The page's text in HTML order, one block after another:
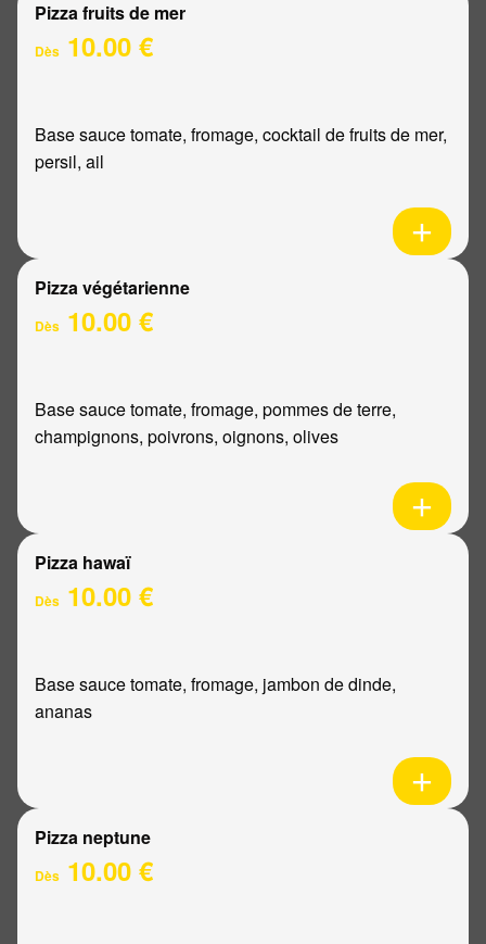
Pizza fruits de mer
Dès 10.00 €
Base sauce tomate, fromage, cocktail de fruits de mer,
persil, ail
Pizza végétarienne
Dès 10.00 €
Base sauce tomate, fromage, pommes de terre,
champignons, poivrons, oignons, olives
Pizza hawaï
Dès 10.00 €
Base sauce tomate, fromage, jambon de dinde,
ananas
Pizza neptune
Dès 10.00 €